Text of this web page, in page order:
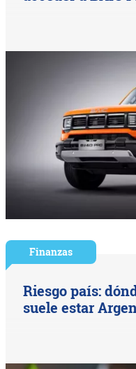
Finanzas
Riesgo país:
suele estar